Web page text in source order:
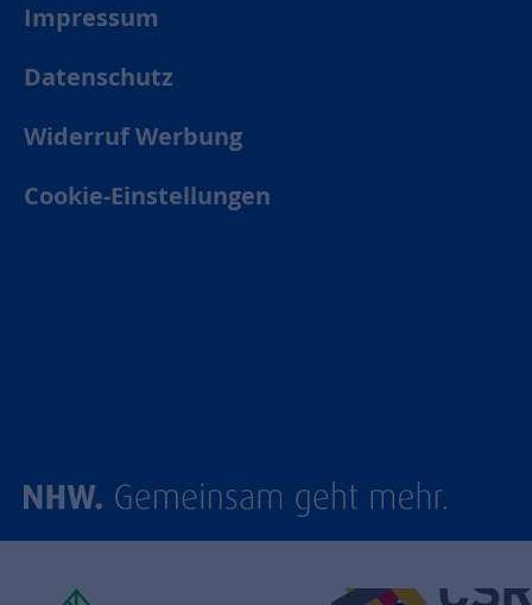
Impressum
Datenschutz
Widerruf Werbung
Cookie-Einstellungen